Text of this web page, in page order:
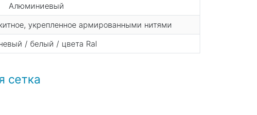
Алюминиевый
укрепленное армированными нитями
/ белый / цвета Ral
сетка